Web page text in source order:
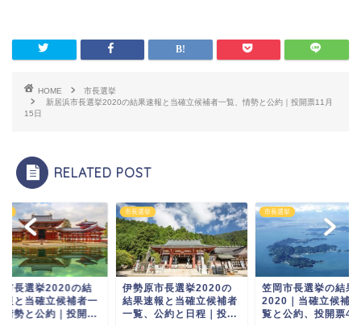
HOME
市長選挙
新居浜市長選挙2020の結果速報と当確立候補者一覧、情勢と公約｜投開票11月
15日
RELATED POST
市長選挙2020の結
報と当確立候補者一
情勢と公約｜投開...
市長選挙
伊勢原市長選挙2020の
結果速報と当確立候補者
一覧、公約と日程｜投...
市長選挙
笠岡市長選挙の結果
2020｜当確立候補
覧と公約、投開票4